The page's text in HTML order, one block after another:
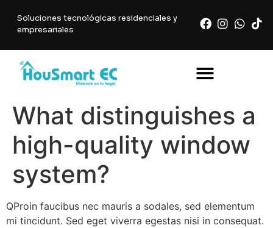
Soluciones tecnológicas residenciales y
empresariales
What distinguishes a
high-quality window
system?
QProin faucibus nec mauris a sodales, sed elementum
mi tincidunt. Sed eget viverra egestas nisi in consequat.